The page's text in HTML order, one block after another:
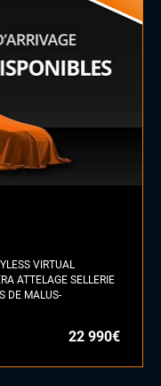
VIRTUAL
ATTELAGE SELLERIE
DE MALUS-
22 990€